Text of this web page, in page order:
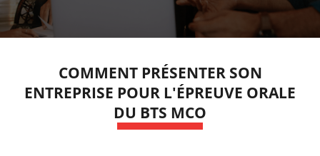
COMMENT PRÉSENTER SON
ENTREPRISE POUR L'ÉPREUVE ORALE
DU BTS MCO